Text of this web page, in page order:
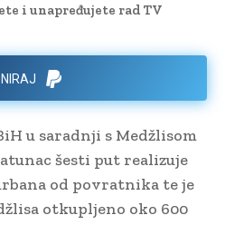
i unapređujete rad TV
u saradnji s Medžlisom
šesti put realizuje
od povratnika te je
otkupljeno oko 600